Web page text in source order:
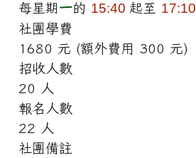
每星期 一的 15:40 起至 17:10
社團學費
1680 元 (額外費用 300 元)
招收人數
20 人
報名人數
22 人
社團備註